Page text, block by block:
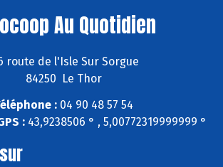
Au Quotidien
route de l'Isle Sur Sorgue
84250 Le Thor
: 04 90 48 57 54
:43,9238506 ° , 5,00772319999999 °